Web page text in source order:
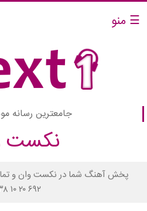
☰ منو
جامعترین رسانه
نکست
پخش آهنگ شما در نکست وان و
۰۹۳۸ ۱۰ ۲۰